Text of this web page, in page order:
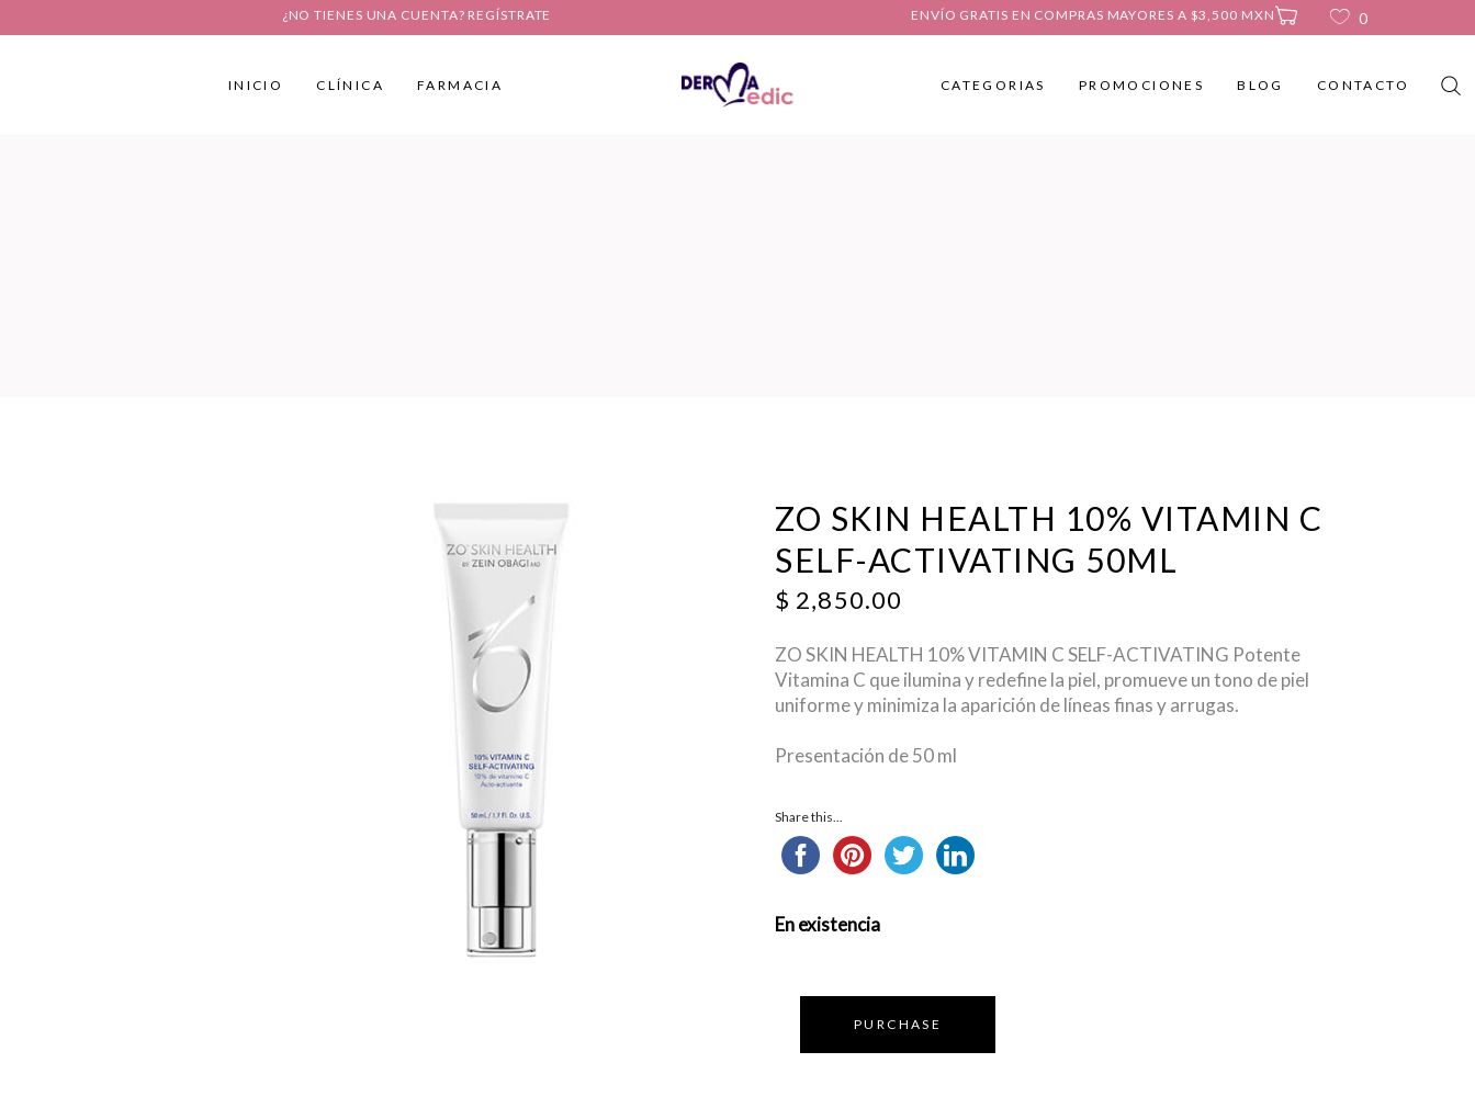
¿NO TIENES UNA CUENTA? REGÍSTRATE ENVÍO GRATIS EN COMPRAS MAYORES A $3,500 MXN
No products in the cart.
0
INICIO CLÍNICA FARMACIA CATEGORIAS PROMOCIONES BLOG CONTACTO
ZO SKIN HEALTH 10% VITAMIN C
SELF-ACTIVATING 50ML
$ 2,850.00
ZO SKIN HEALTH 10% VITAMIN C SELF-ACTIVATING Potente
Vitamina C que ilumina y redefine la piel, promueve un tono de piel
uniforme y minimiza la aparición de líneas finas y arrugas.
Presentación de 50 ml
Share this...
En existencia
PURCHASE